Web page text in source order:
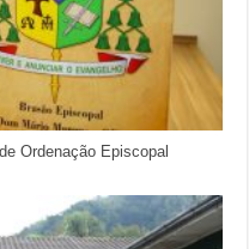
Ordenação Episcopal